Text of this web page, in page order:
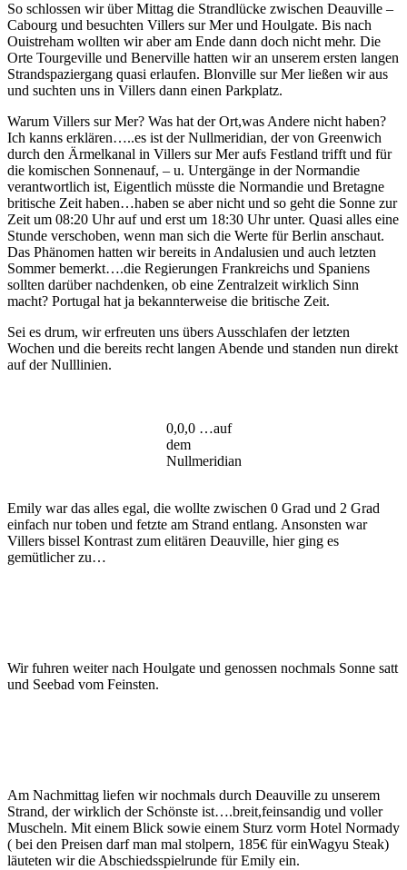
So schlossen wir über Mittag die Strandlücke zwischen Deauville –
Cabourg und besuchten Villers sur Mer und Houlgate. Bis nach
Ouistreham wollten wir aber am Ende dann doch nicht mehr. Die
Orte Tourgeville und Benerville hatten wir an unserem ersten langen
Strandspaziergang quasi erlaufen. Blonville sur Mer ließen wir aus
und suchten uns in Villers dann einen Parkplatz.
Warum Villers sur Mer? Was hat der Ort,was Andere nicht haben?
Ich kanns erklären…..es ist der Nullmeridian, der von Greenwich
durch den Ärmelkanal in Villers sur Mer aufs Festland trifft und für
die komischen Sonnenauf, – u. Untergänge in der Normandie
verantwortlich ist, Eigentlich müsste die Normandie und Bretagne
britische Zeit haben…haben se aber nicht und so geht die Sonne zur
Zeit um 08:20 Uhr auf und erst um 18:30 Uhr unter. Quasi alles eine
Stunde verschoben, wenn man sich die Werte für Berlin anschaut.
Das Phänomen hatten wir bereits in Andalusien und auch letzten
Sommer bemerkt….die Regierungen Frankreichs und Spaniens
sollten darüber nachdenken, ob eine Zentralzeit wirklich Sinn
macht? Portugal hat ja bekannterweise die britische Zeit.
Sei es drum, wir erfreuten uns übers Ausschlafen der letzten
Wochen und die bereits recht langen Abende und standen nun direkt
auf der Nulllinien.
0,0,0 …auf
dem
Nullmeridian
Emily war das alles egal, die wollte zwischen 0 Grad und 2 Grad
einfach nur toben und fetzte am Strand entlang. Ansonsten war
Villers bissel Kontrast zum elitären Deauville, hier ging es
gemütlicher zu…
Wir fuhren weiter nach Houlgate und genossen nochmals Sonne satt
und Seebad vom Feinsten.
Am Nachmittag liefen wir nochmals durch Deauville zu unserem
Strand, der wirklich der Schönste ist….breit,feinsandig und voller
Muscheln. Mit einem Blick sowie einem Sturz vorm Hotel Normady
( bei den Preisen darf man mal stolpern, 185€ für einWagyu Steak)
läuteten wir die Abschiedsspielrunde für Emily ein.